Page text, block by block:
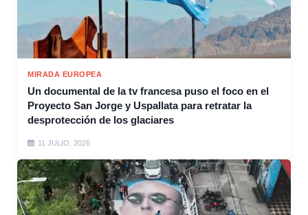
MIRADA EUROPEA
Un documental de la tv francesa puso el foco en el
Proyecto San Jorge y Uspallata para retratar la
desprotección de los glaciares
11 JULIO, 2026